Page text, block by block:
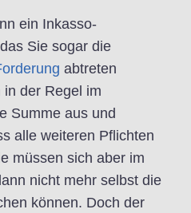
ein Inkasso-
Sie sogar die
abtreten
in der Regel im
Summe aus und
alle weiteren Pflichten
müssen sich aber im
nicht mehr selbst die
können. Doch der